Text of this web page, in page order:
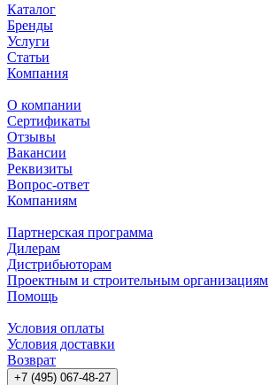
Каталог
Бренды
Услуги
Статьи
Компания
О компании
Сертификаты
Отзывы
Вакансии
Реквизиты
Вопрос-ответ
Компаниям
Партнерская программа
Дилерам
Дистрибьюторам
Проектным и строительным организациям
Помощь
Условия оплаты
Условия доставки
Возврат
+7 (495) 067-48-27